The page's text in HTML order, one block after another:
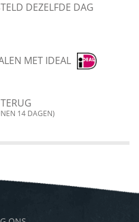
DEZELFDE DAG
MET IDEAL
14 DAGEN)